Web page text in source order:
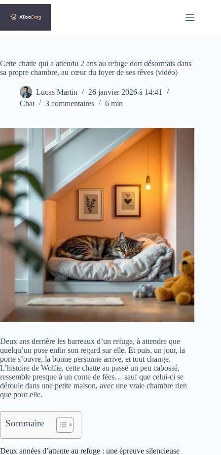
Passer
contenu
Cette chatte qui a attendu 2 ans au refuge dort désormais dans
sa propre chambre, au cœur du foyer de ses rêves (vidéo)
Lucas Martin
26 janvier 2026 à 14:41
Chat
3 commentaires 6 min
Deux ans derrière les barreaux d’un refuge, à attendre que
quelqu’un pose enfin son regard sur elle. Et puis, un jour, la
porte s’ouvre, la bonne personne arrive, et tout change.
L’histoire de Wolfie, cette chatte au passé un peu cabossé,
ressemble presque à un conte de fées… sauf que celui-ci se
déroule dans une petite maison, avec une vraie chambre rien
que pour elle.
Sommaire
Deux années d’attente au refuge : une épreuve silencieuse